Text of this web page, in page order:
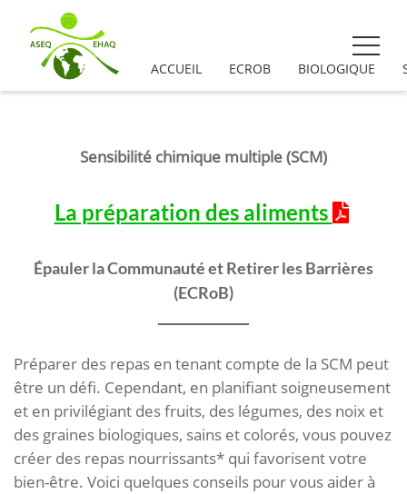
ACCUEIL ECROB BIOLOGIQUE
Sensibilité chimique multiple (SCM)
La préparation des aliments
Épauler la Communauté et Retirer les Barrières
(ECRoB)
Préparer des repas en tenant compte de la SCM peut
être un défi. Cependant, en planifiant soigneusement
et en privilégiant des fruits, des légumes, des noix et
des graines biologiques, sains et colorés, vous pouvez
créer des repas nourrissants* qui favorisent votre
bien-être. Voici quelques conseils pour vous aider à